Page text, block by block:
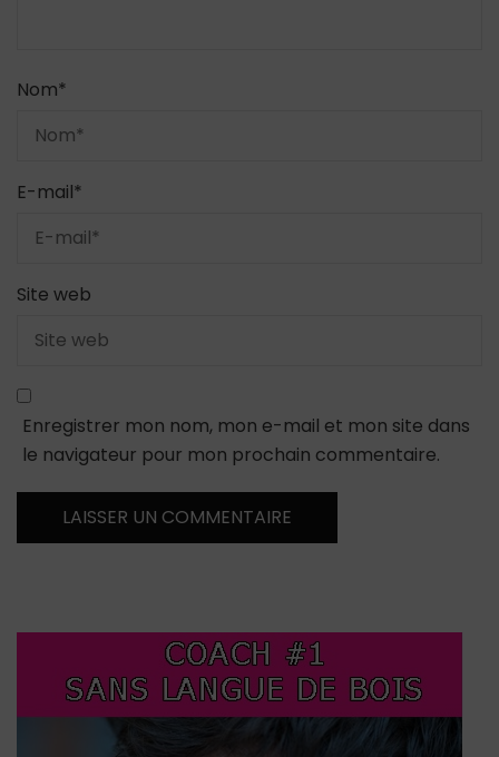
Nom*
E-mail*
Site web
Enregistrer mon nom, mon e-mail et mon site dans
le navigateur pour mon prochain commentaire.